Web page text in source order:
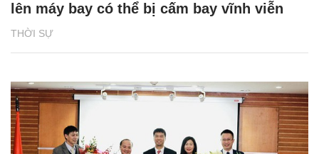
THỜI SỰ
lên máy bay có thể bị cấm bay vĩnh viễn